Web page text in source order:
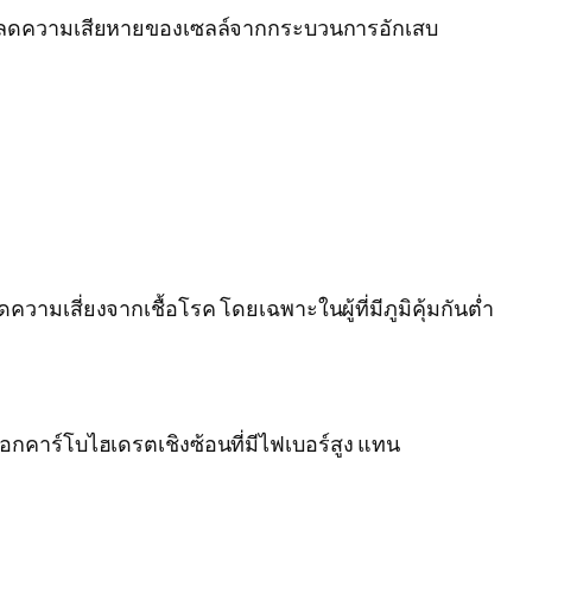
วามเสียหายของเซลล์จากกระบวนการอักเสบ
วามเสี่ยงจากเชื้อโรค โดยเฉพาะในผู้ที่มีภูมิคุ้มกันต่ำ
กคาร์โบไฮเดรตเชิงซ้อนที่มีไฟเบอร์สูง แทน